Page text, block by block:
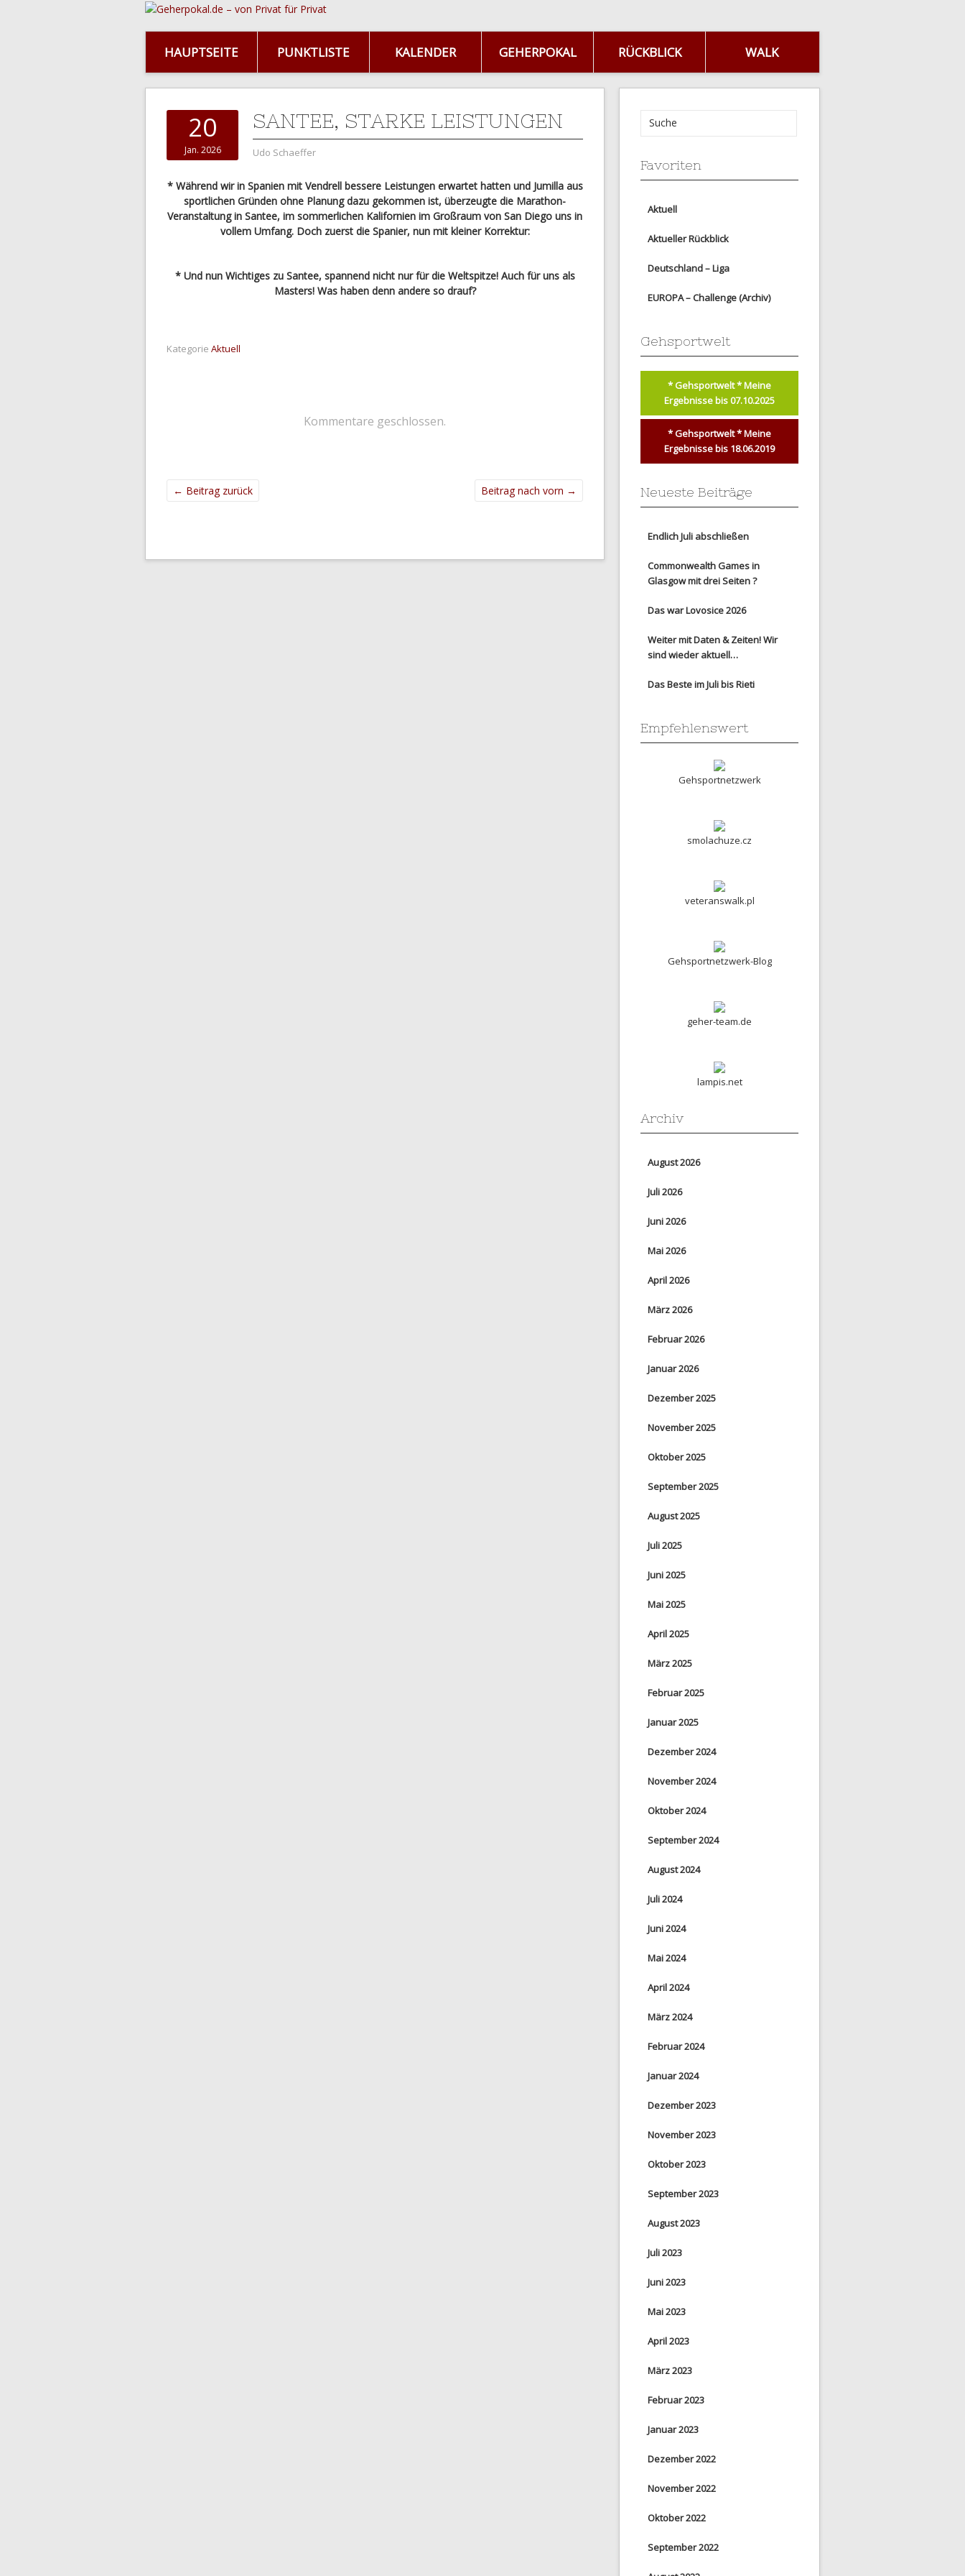
HAUPTSEITE PUNKTLISTE KALENDER GEHERPOKAL RÜCKBLICK WALK
20
Jan. 2026
SANTEE, STARKE LEISTUNGEN
Udo Schaeffer
* Während wir in Spanien mit Vendrell bessere Leistungen erwartet hatten und Jumilla aus
sportlichen Gründen ohne Planung dazu gekommen ist, überzeugte die Marathon-
Veranstaltung in Santee, im sommerlichen Kalifornien im Großraum von San Diego uns in
vollem Umfang. Doch zuerst die Spanier, nun mit kleiner Korrektur:
* Und nun Wichtiges zu Santee, spannend nicht nur für die Weltspitze! Auch für uns als
Masters! Was haben denn andere so drauf?
Kategorie Aktuell
Kommentare geschlossen.
← Beitrag zurück Beitrag nach vorn →
Favoriten
Aktuell
Aktueller Rückblick
Deutschland – Liga
EUROPA – Challenge (Archiv)
Gehsportwelt
* Gehsportwelt * Meine
Ergebnisse bis 07.10.2025
* Gehsportwelt * Meine
Ergebnisse bis 18.06.2019
Neueste Beiträge
Endlich Juli abschließen
Commonwealth Games in
Glasgow mit drei Seiten ?
Das war Lovosice 2026
Weiter mit Daten & Zeiten! Wir
sind wieder aktuell…
Das Beste im Juli bis Rieti
Empfehlenswert
Gehsportnetzwerk
smolachuze.cz
veteranswalk.pl
Gehsportnetzwerk-Blog
geher-team.de
lampis.net
Archiv
August 2026
Juli 2026
Juni 2026
Mai 2026
April 2026
März 2026
Februar 2026
Januar 2026
Dezember 2025
November 2025
Oktober 2025
September 2025
August 2025
Juli 2025
Juni 2025
Mai 2025
April 2025
März 2025
Februar 2025
Januar 2025
Dezember 2024
November 2024
Oktober 2024
September 2024
August 2024
Juli 2024
Juni 2024
Mai 2024
April 2024
März 2024
Februar 2024
Januar 2024
Dezember 2023
November 2023
Oktober 2023
September 2023
August 2023
Juli 2023
Juni 2023
Mai 2023
April 2023
März 2023
Februar 2023
Januar 2023
Dezember 2022
November 2022
Oktober 2022
September 2022